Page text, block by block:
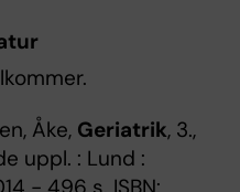
Åke, Geriatrik, 3.,
uppl. : Lund :